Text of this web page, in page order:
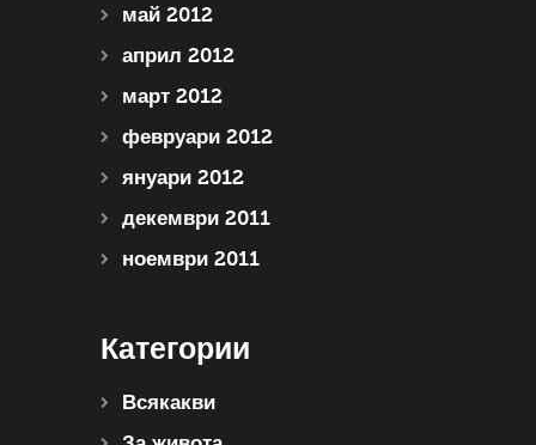
май 2012
април 2012
март 2012
февруари 2012
януари 2012
декември 2011
ноември 2011
Категории
Всякакви